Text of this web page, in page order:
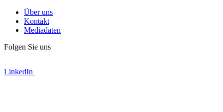
Über uns
Kontakt
Mediadaten
Folgen Sie uns
LinkedIn